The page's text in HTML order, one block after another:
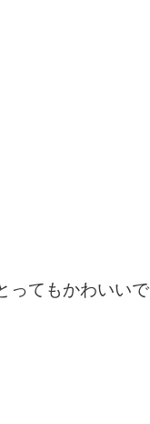
ってもかわいいで